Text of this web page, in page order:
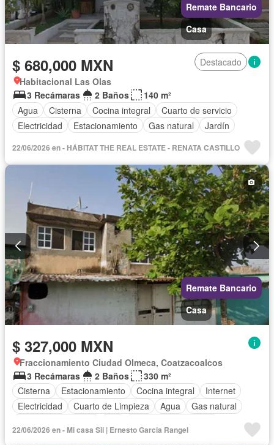
Remate Bancario
Casa
$ 680,000 MXN
Destacado
Habitacional Las Olas
3 Recámaras
2 Baños
140 m²
Agua
Cisterna Cocina integral
Cuarto de servicio
Electricidad
Estacionamiento Gas natural Jardín
22/06/2026 en - HÁBITAT THE REAL ESTATE - RENATA CASTILLO
Remate Bancario
Casa
$ 327,000 MXN
Fraccionamiento Ciudad Olmeca, Coatzacoalcos
3 Recámaras
2 Baños
330 m²
Cisterna
Estacionamiento Cocina integral
Internet
Electricidad
Cuarto de Limpieza Agua
Gas natural
Permite mascotas
Permite niños
22/06/2026 en - Mi casa Sii | Ernesto Garcia Rangel